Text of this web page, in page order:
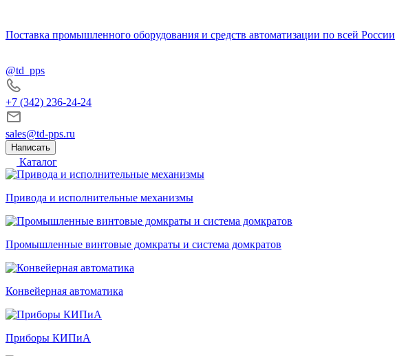
Поставка промышленного оборудования и средств автоматизации по всей России
@td_pps
+7 (342) 236-24-24
sales@td-pps.ru
Написать
Каталог
Привода и исполнительные механизмы
Промышленные винтовые домкраты и система домкратов
Конвейерная автоматика
Приборы КИПиА